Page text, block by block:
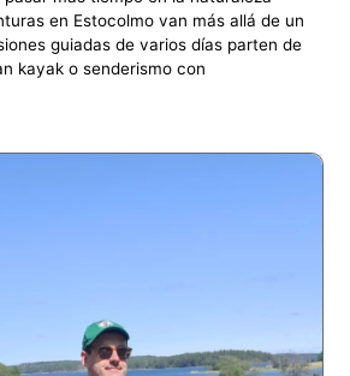
en Estocolmo van más allá de un
guiadas de varios días parten de
kayak o senderismo con